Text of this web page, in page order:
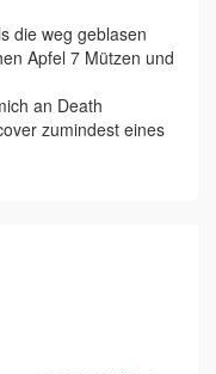
die weg geblasen
Apfel 7 Mützen und
an Death
zumindest eines